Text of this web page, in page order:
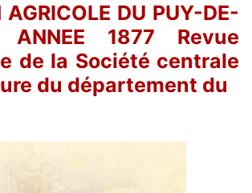
AGRICOLE DU PUY-DE-
1877 Revue
de la Société centrale
du département du